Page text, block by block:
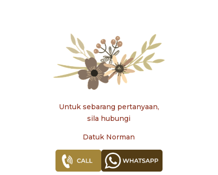
Untuk sebarang pertanyaan,
sila hubungi
Datuk Norman